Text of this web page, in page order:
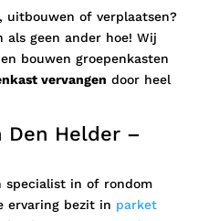
, uitbouwen of verplaatsen?
als geen ander hoe! Wij
bouwen groepenkasten
vervangen door heel
Den Helder –
specialist in of rondom
ervaring bezit in parket